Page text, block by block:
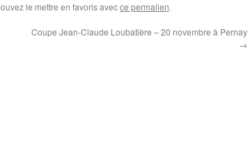
le mettre en favoris avecce permalien.
Coupe Jean-Claude Loubatière – 20 novembre à Pernay
→